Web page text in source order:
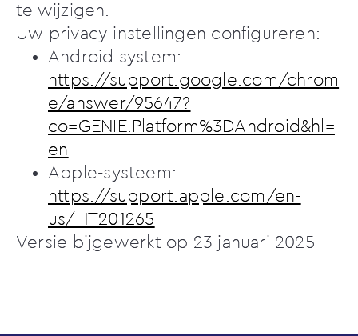
te wijzigen.
Uw privacy-instellingen configureren:
Android system:
https://support.google.com/chrom
e/answer/95647?
co=GENIE.Platform%3DAndroid&hl=
en
Apple-systeem:
https://support.apple.com/en-
us/HT201265
Versie bijgewerkt op 23 januari 2025